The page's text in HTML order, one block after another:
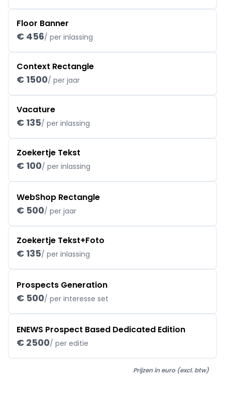
Floor Banner
€ 456/ per inlassing
Context Rectangle
€ 1500/ per jaar
Vacature
€ 135/ per inlassing
Zoekertje Tekst
€ 100/ per inlassing
WebShop Rectangle
€ 500/ per jaar
Zoekertje Tekst+Foto
€ 135/ per inlassing
Prospects Generation
€ 500/ per interesse set
ENEWS Prospect Based Dedicated Edition
€ 2500/ per editie
Prijzen in euro (excl. btw)